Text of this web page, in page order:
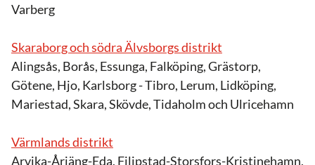
Varberg
Skaraborg och södra Älvsborgs distrikt
Alingsås, Borås, Essunga, Falköping, Grästorp,
Götene, Hjo, Karlsborg - Tibro, Lerum, Lidköping,
Mariestad, Skara, Skövde, Tidaholm och Ulricehamn
Värmlands distrikt
Arvika-Årjäng-Eda, Filipstad-Storsfors-Kristinehamn,